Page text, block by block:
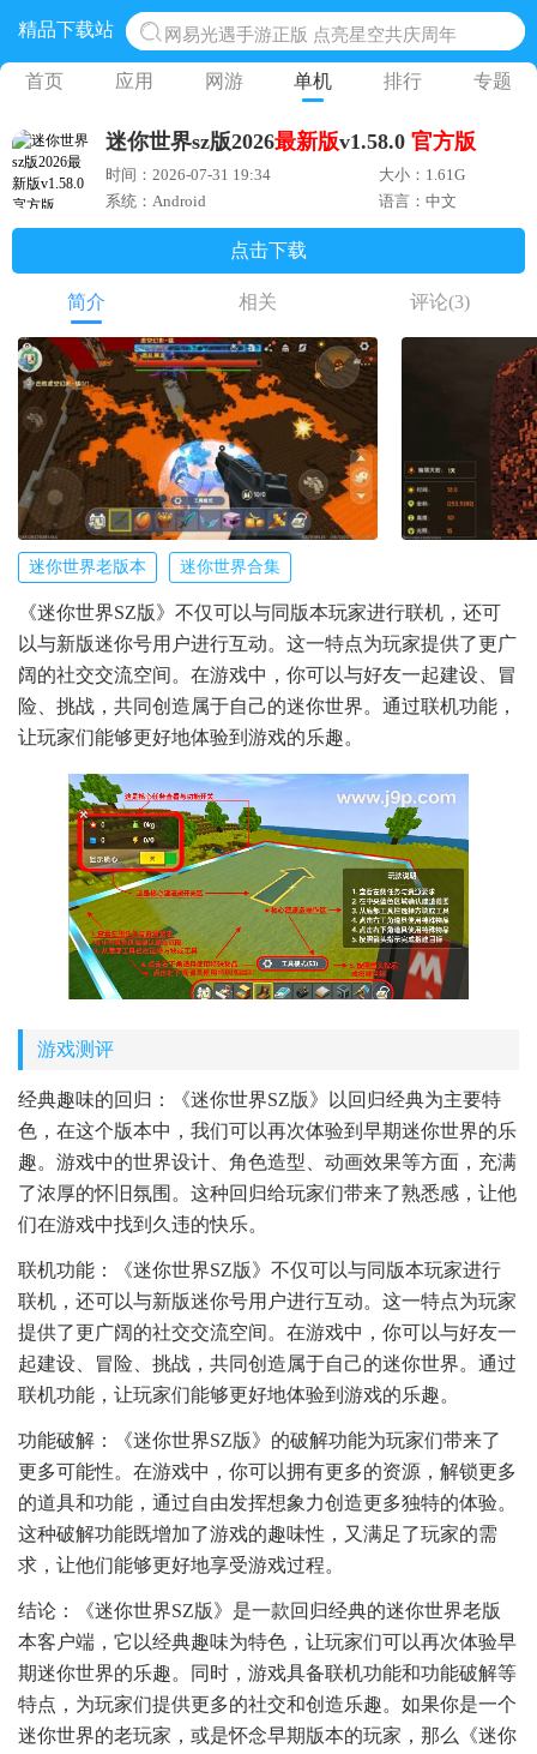
精品下载站
网易光遇手游正版 点亮星空共庆周年
黎明觉醒生机腾讯正版 黎明觉醒生机国际服
蛋仔派对下载 蛋仔派对体验服
奥特曼王者传奇 正版奥特曼游戏
地铁跑酷体验服国际服 地铁跑酷体验服版本
首页 应用 网游 单机 排行 专题
迷你世界sz版2026最新版v1.58.0 官方版
时间：2026-07-31 19:34
大小：1.61G
系统：Android
语言：中文
点击下载
简介 相关 评论(3)
迷你世界老版本 迷你世界合集
《迷你世界SZ版》不仅可以与同版本玩家进行联机，还可
以与新版迷你号用户进行互动。这一特点为玩家提供了更广
阔的社交交流空间。在游戏中，你可以与好友一起建设、冒
险、挑战，共同创造属于自己的迷你世界。通过联机功能，
让玩家们能够更好地体验到游戏的乐趣。
游戏测评
经典趣味的回归：《迷你世界SZ版》以回归经典为主要特
色，在这个版本中，我们可以再次体验到早期迷你世界的乐
趣。游戏中的世界设计、角色造型、动画效果等方面，充满
了浓厚的怀旧氛围。这种回归给玩家们带来了熟悉感，让他
们在游戏中找到久违的快乐。
联机功能：《迷你世界SZ版》不仅可以与同版本玩家进行
联机，还可以与新版迷你号用户进行互动。这一特点为玩家
提供了更广阔的社交交流空间。在游戏中，你可以与好友一
起建设、冒险、挑战，共同创造属于自己的迷你世界。通过
联机功能，让玩家们能够更好地体验到游戏的乐趣。
功能破解：《迷你世界SZ版》的破解功能为玩家们带来了
更多可能性。在游戏中，你可以拥有更多的资源，解锁更多
的道具和功能，通过自由发挥想象力创造更多独特的体验。
这种破解功能既增加了游戏的趣味性，又满足了玩家的需
求，让他们能够更好地享受游戏过程。
结论：《迷你世界SZ版》是一款回归经典的迷你世界老版
本客户端，它以经典趣味为特色，让玩家们可以再次体验早
期迷你世界的乐趣。同时，游戏具备联机功能和功能破解等
特点，为玩家们提供更多的社交和创造乐趣。如果你是一个
迷你世界的老玩家，或是怀念早期版本的玩家，那么《迷你